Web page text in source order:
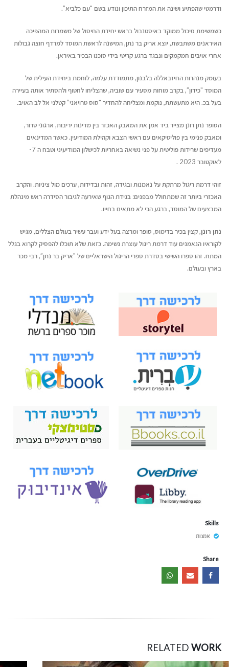
ודרמטי שהפתיע ושינה את המזרח התיכון ונודע בשם "עם כלביא”.
כשמשימת סיכול ממוקד באיסטנבול בראש יחידת החיסול של משמרות המהפיכה
האיראנים משתבשת, יוצא אריק בר נתן, המישנה לראשת המוסד למרדף חוצה גבולות
אחרי אויבים חמקמקים ונבגד ברגע קריטי בידי סוכנו הבכיר באיראן.
בעומק מנהרות החיזבאללה בלבנון, מתמודדת עלמה, לוחמת ביחידת העילית של
המוסד "כידון”, בקרב מוחות מסעיר עם שוביה, שהצליחו לחטוף ולהסתיר אותה בעיירה
בעל בכ. היא מתעשתת, נוקמת ומצליחה להחדיר "סוס טרויאני” קטלני אל לב האויב.
הסופר נתן רונן מצייר ביד אמן את המאבק האכזר בין מדינות יריבות, ארגוני טרור,
ומאבק פנימי בין פוליטיקאים עם ראשי הצבא וקהילת המודיעין. כאשר המדינאים
מעדיפים שרידות פוליטית על פני נשיאה באחריות לכישלון המודיעיני וטבח ה 7-
לאוקטובר 2023 .
זוהי דרמת ריגול מרתקת על נאמנות ובגידה, זהות ובדידות, ערכים מול ציניות. והקרב
האכזרי ביותר זה שמתחולל מבפנים: בגידת הגוף שאירעה לגיבור הסידרה ראש מינהלת
המבצעים של המוסד, ברגע הכי לא מתאים בחייו.
נתן רונן, קצין בכיר בדימוס, סופר ומרצה בעל ידע ועבר עשיר בעולם הצללים, מגיש
לקוראיו הנאמנים עוד דרמת ריגול עוצרת נשימה. כזאת שלא תוכלו להפסיק לקרוא בגלל
המתח. זהו ספרו השישי בסדרת ספרי הריגול הישראליים של "אריק בר נתן”, רבי מכר
בארץ ובעולם.
Skills
אמנות
Share
RELATED WORK